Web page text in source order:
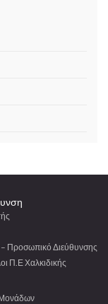
Προσωπικό Διεύθυνσης
Π.Ε Χαλκιδικής